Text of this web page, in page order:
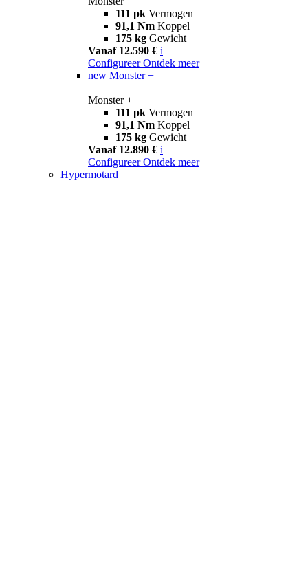
111 pk Vermogen
91,1 Nm Koppel
175 kg Gewicht
Vanaf 12.590 € i
Configureer Ontdek meer
new Monster +
Monster +
111 pk Vermogen
91,1 Nm Koppel
175 kg Gewicht
Vanaf 12.890 € i
Configureer Ontdek meer
Hypermotard